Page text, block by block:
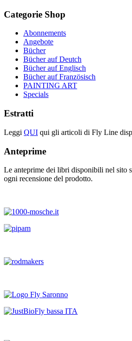
Categorie Shop
Abonnements
Angebote
Bücher
Bücher auf Deutch
Bücher auf Englisch
Bücher auf Französisch
PAINTING ART
Specials
Estratti
Leggi QUI qui gli articoli di Fly Line
Anteprime
Le anteprime dei libri disponibili nel sito
ogni recensione del prodotto.